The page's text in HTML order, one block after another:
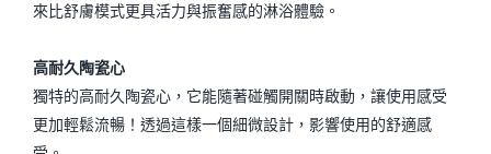
來比舒膚模式更具活力與振奮感的淋浴體驗。
高耐久陶瓷心
獨特的高耐久陶瓷心，它能隨著碰觸開關時啟動，讓使用感受
更加輕鬆流暢！透過這樣一個細微設計，影響使用的舒適感